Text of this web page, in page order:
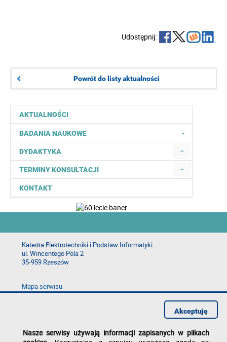
AKTUALNOŚCI
BADANIA NAUKOWE
DYDAKTYKA
TERMINY KONSULTACJI
KONTAKT
Udostępnij:
Powrót do listy aktualności
Katedra Elektrotechniki i Podstaw Informatyki
ul. Wincentego Pola 2
35-959 Rzeszów
Mapa serwisu
Deklaracja dostępności
Nasze serwisy używają informacji zapisanych w plikach
Akceptuję